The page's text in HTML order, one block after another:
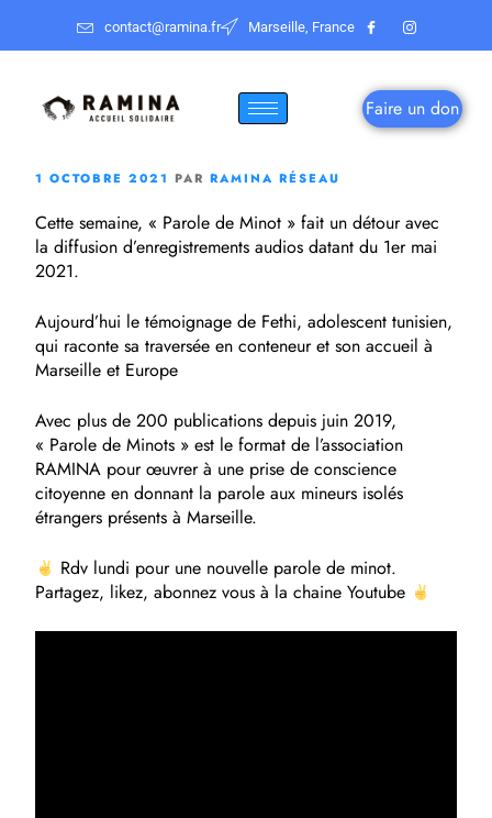
contact@ramina.fr Marseille, France
Faire un don
1 OCTOBRE 2021 PAR RAMINA RÉSEAU
Cette semaine, « Parole de Minot » fait un détour avec
la diffusion d’enregistrements audios datant du 1er mai
2021.
Aujourd’hui le témoignage de Fethi, adolescent tunisien,
qui raconte sa traversée en conteneur et son accueil à
Marseille et Europe
Avec plus de 200 publications depuis juin 2019,
« Parole de Minots » est le format de l’association
RAMINA pour œuvrer à une prise de conscience
citoyenne en donnant la parole aux mineurs isolés
étrangers présents à Marseille.
Rdv lundi pour une nouvelle parole de minot.
Partagez, likez, abonnez vous à la chaine Youtube